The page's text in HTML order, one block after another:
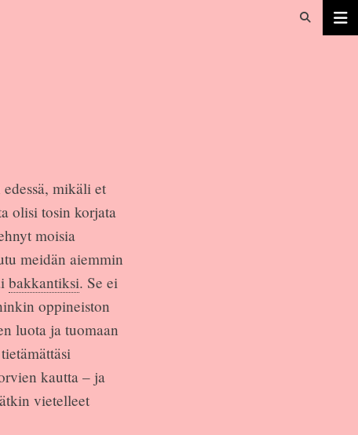
mikäli et
olisi tosin korjata
moisia
meidän aiemmin
bakkantiksi. Se ei
oppineiston
luota ja tuomaan
kautta – ja
vietelleet